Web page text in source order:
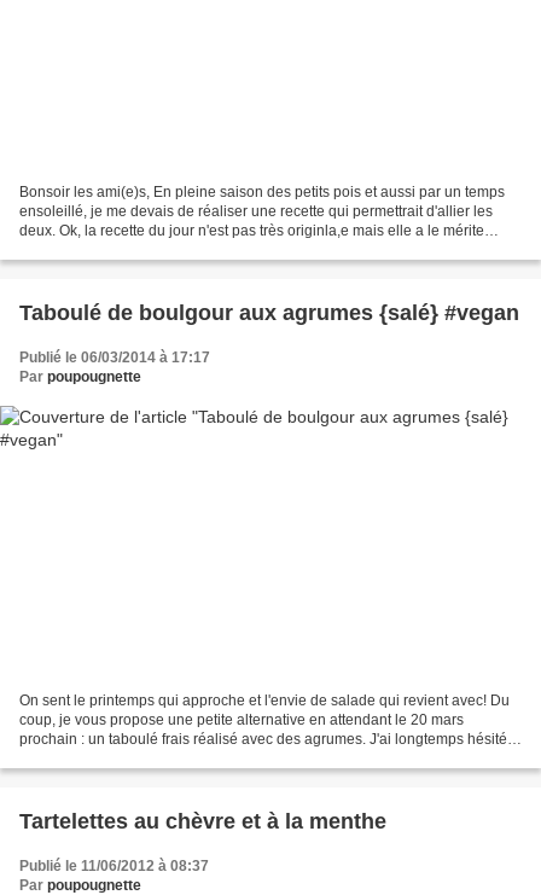
Bonsoir les ami(e)s, En pleine saison des petits pois et aussi par un temps
ensoleillé, je me devais de réaliser une recette qui permettrait d'allier les
deux. Ok, la recette du jour n'est pas très originla,e mais elle a le mérite
Taboulé de boulgour aux agrumes {salé} #vegan
Publié le 06/03/2014 à 17:17
Par poupougnette
On sent le printemps qui approche et l'envie de salade qui revient avec! Du
coup, je vous propose une petite alternative en attendant le 20 mars
prochain : un taboulé frais réalisé avec des agrumes. J'ai longtemps hésité à
Tartelettes au chèvre et à la menthe
Publié le 11/06/2012 à 08:37
Par poupougnette